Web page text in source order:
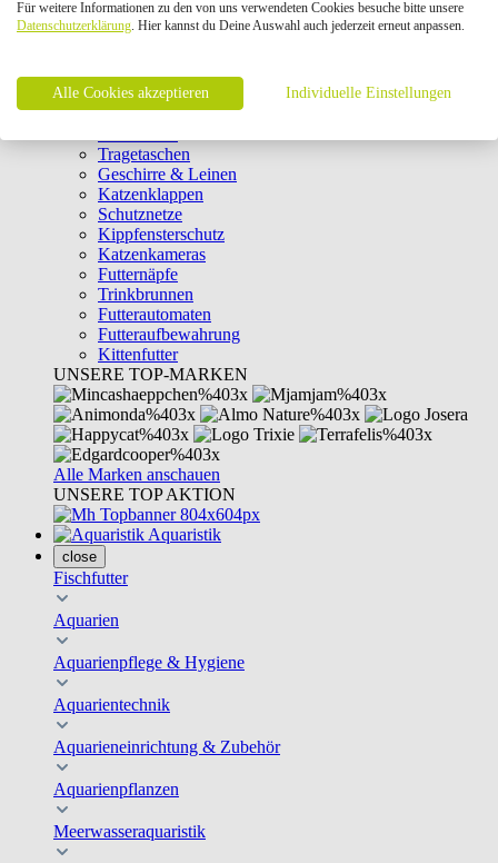
Intelligenzspielzeug
Laserpointer & Elektrospielzeug
Clicker & Target Sticks für Katzen
Weiteres Katzenspielzeug
Transportboxen
Tragetaschen
Geschirre & Leinen
Katzenklappen
Schutznetze
Kippfensterschutz
Katzenkameras
Futternäpfe
Trinkbrunnen
Futterautomaten
Futteraufbewahrung
Kittenfutter
UNSERE TOP-MARKEN
Alle Marken anschauen
UNSERE TOP AKTION
Aquaristik
close
Fischfutter
Aquarien
Aquarienpflege & Hygiene
Aquarientechnik
Aquarieneinrichtung & Zubehör
Aquarienpflanzen
Meerwasseraquaristik
Für weitere Informationen zu den von uns verwendeten Cookies besuche bitte unsere
Datenschutzerklärung. Hier kannst du Deine Auswahl auch jederzeit erneut anpassen.
Alle Cookies akzeptieren Individuelle Einstellungen